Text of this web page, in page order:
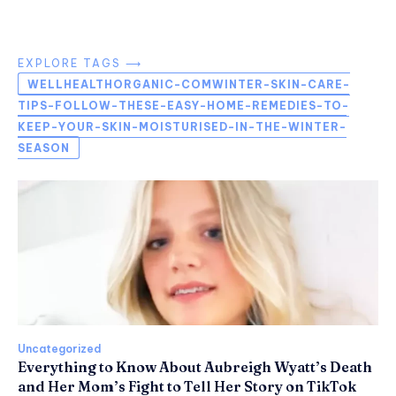
EXPLORE TAGS ⟶
WELLHEALTHORGANIC-COMWINTER-SKIN-CARE-
TIPS-FOLLOW-THESE-EASY-HOME-REMEDIES-TO-
KEEP-YOUR-SKIN-MOISTURISED-IN-THE-WINTER-
SEASON
Uncategorized
Everything to Know About Aubreigh Wyatt’s Death
and Her Mom’s Fight to Tell Her Story on TikTok